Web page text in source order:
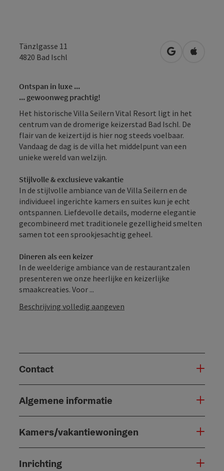
Tänzlgasse 11
4820 Bad Ischl Openen in
Ontspan in luxe ...
... gewoonweg prachtig!
Het historische Villa Seilern Vital Resort ligt in het
centrum van de dromerige keizerstad Bad Ischl. De
flair van de keizertijd is hier nog steeds voelbaar.
Vandaag de dag is de villa het middelpunt van een
unieke wereld van welzijn.
Stijlvolle & exclusieve vakantie
In de stijlvolle ambiance van de Villa Seilern en de
individueel ingerichte kamers en suites kun je echt
ontspannen. Liefdevolle details, moderne elegantie
gecombineerd met traditionele gezelligheid smelten
samen tot een sprookjesachtig geheel.
Dineren als een keizer
In de weelderige ambiance van de restaurantzalen
presenteren we onze heerlijke en keizerlijke
smaakcreaties. Voor ...
Beschrijving volledig aangeven
Contact
Algemene informatie
Kamers/vakantiewoningen
Inrichting